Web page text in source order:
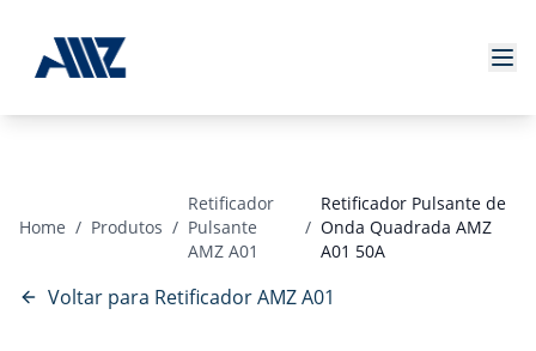
Home / Produtos /
Retificador
Pulsante
AMZ A01
/
Retificador Pulsante de
Onda Quadrada AMZ
A01 50A
Voltar para Retificador AMZ A01